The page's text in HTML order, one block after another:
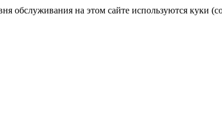
обслуживания на этом сайте используются куки